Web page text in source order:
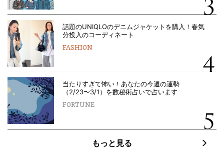
話題のUNIQLOのデニムジャケットを購入！春気
分投入のコーディネート
FASHION
当たりすぎて怖い！あなたの今週の運勢
（2/23〜3/1）を数秘術占いで占います
FORTUNE
もっと見る